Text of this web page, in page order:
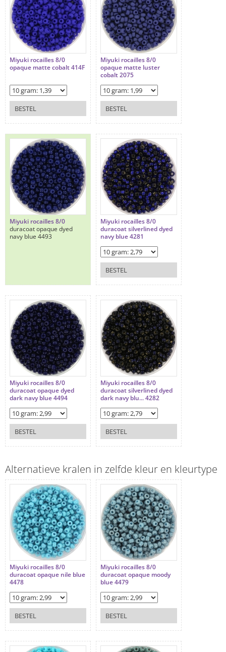
Miyuki rocailles 8/0
opaque matte cobalt 414F
BESTEL
Miyuki rocailles 8/0
opaque matte luster
cobalt 2075
BESTEL
Miyuki rocailles 8/0
duracoat opaque dyed
navy blue 4493
Miyuki rocailles 8/0
duracoat silverlined dyed
navy blue 4281
BESTEL
Miyuki rocailles 8/0
duracoat opaque dyed
dark navy blue 4494
BESTEL
Miyuki rocailles 8/0
duracoat silverlined dyed
dark navy blu... 4282
BESTEL
Alternatieve kralen in zelfde kleur en kleurtype
Miyuki rocailles 8/0
duracoat opaque nile blue
4478
BESTEL
Miyuki rocailles 8/0
duracoat opaque moody
blue 4479
BESTEL